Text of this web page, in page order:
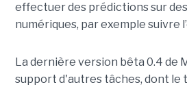
effectuer des prédictions sur
numériques, par exemple suivre
La dernière version bêta 0.4 de
support d'autres tâches, dont le